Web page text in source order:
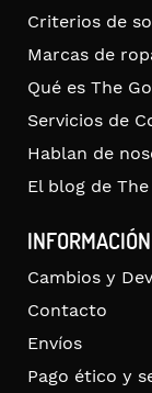
Criterios de
Marcas de
Qué es The
Servicios de
Hablan de
El blog de
Cambios y
Contacto
Envíos
Pago ético y